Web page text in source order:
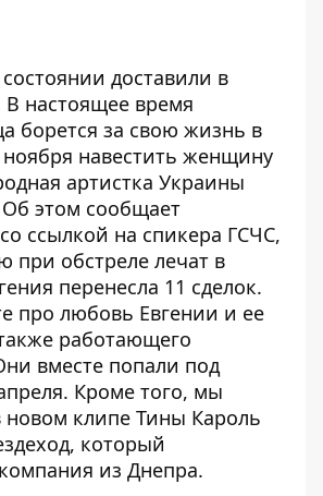
доставили в
настоящее время
борется за свою жизнь в
навестить женщину
артистка Украины
этом сообщает
ссылкой на спикера ГСЧС,
при обстреле лечат в
перенесла 11 сделок.
про любовь Евгении и ее
работающего
вместе попали под
Кроме того, мы
новом клипе Тины Кароль
который
из Днепра.